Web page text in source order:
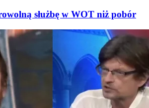
służbę w WOT niż pobór